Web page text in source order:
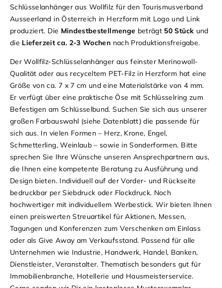
Schlüsselanhänger aus Wollfilz für den Tourismusverband
Ausseerland in Österreich in Herzform mit Logo und Link
produziert. Die Mindestbestellmenge beträgt 50 Stück und
die Lieferzeit ca. 2-3 Wochen nach Produktionsfreigabe.
Der Wollfilz-Schlüsselanhänger aus feinster Merinowoll-
Qualität oder aus recyceltem PET-Filz in Herzform hat eine
Größe von ca. 7 x 7 cm und eine Materialstärke von 4 mm.
Er verfügt über eine praktische Öse mit Schlüsselring zum
Befestigen am Schlüsselbund. Suchen Sie sich aus unserer
großen Farbauswahl (siehe Datenblatt) die passende für
sich aus. In vielen Formen – Herz, Krone, Engel,
Schmetterling, Weinlaub – sowie in Sonderformen. Bitte
sprechen Sie Ihre Wünsche unseren Ansprechpartnern aus,
die Ihnen eine kompetente Beratung zu Ausführung und
Design bieten. Individuell auf der Vorder- und Rückseite
bedruckbar per Siebdruck oder Flockdruck. Noch
hochwertiger mit individuellem Werbestick. Wir bieten Ihnen
einen preiswerten Streuartikel für Aktionen, Messen,
Tagungen und Konferenzen zum Verschenken am Einlass
oder als Give Away am Verkaufsstand. Passend für alle
Unternehmen wie Industrie, Handwerk, Handel, Banken,
Dienstleister, Veranstalter. Thematisch besonders gut für
Immobilienbranche, Hotellerie und Hausmeisterservice.